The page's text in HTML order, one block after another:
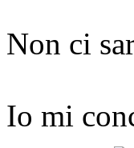
Non ci
Io mi